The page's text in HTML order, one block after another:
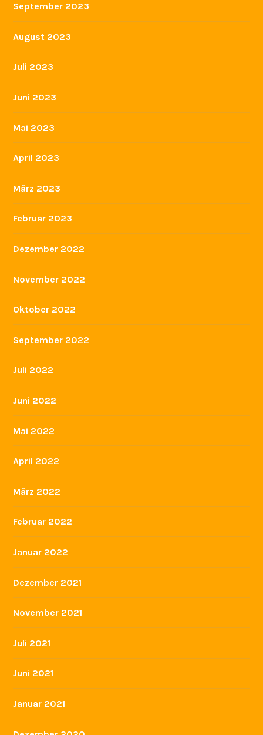
September 2023
August 2023
Juli 2023
Juni 2023
Mai 2023
April 2023
März 2023
Februar 2023
Dezember 2022
November 2022
Oktober 2022
September 2022
Juli 2022
Juni 2022
Mai 2022
April 2022
März 2022
Februar 2022
Januar 2022
Dezember 2021
November 2021
Juli 2021
Juni 2021
Januar 2021